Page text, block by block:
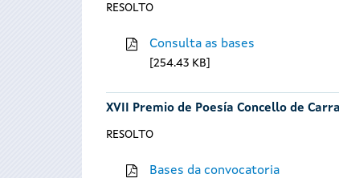
RESOLTO
Consulta as bases
254.43 KB
XVII Premio de Poesía Concello de
RESOLTO
Bases da convocatoria